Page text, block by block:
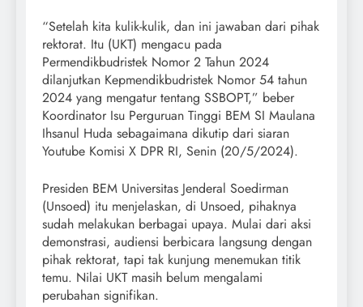
“Setelah kita kulik-kulik, dan ini jawaban dari pihak
rektorat. Itu (UKT) mengacu pada
Permendikbudristek Nomor 2 Tahun 2024
dilanjutkan Kepmendikbudristek Nomor 54 tahun
2024 yang mengatur tentang SSBOPT,” beber
Koordinator Isu Perguruan Tinggi BEM SI Maulana
Ihsanul Huda sebagaimana dikutip dari siaran
Youtube Komisi X DPR RI, Senin (20/5/2024).
Presiden BEM Universitas Jenderal Soedirman
(Unsoed) itu menjelaskan, di Unsoed, pihaknya
sudah melakukan berbagai upaya. Mulai dari aksi
demonstrasi, audiensi berbicara langsung dengan
pihak rektorat, tapi tak kunjung menemukan titik
temu. Nilai UKT masih belum mengalami
perubahan signifikan.